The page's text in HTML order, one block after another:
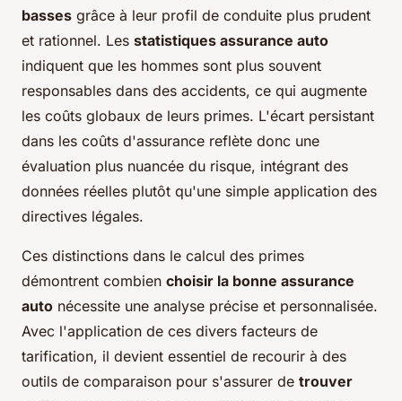
basses grâce à leur profil de conduite plus prudent
et rationnel. Les statistiques assurance auto
indiquent que les hommes sont plus souvent
responsables dans des accidents, ce qui augmente
les coûts globaux de leurs primes. L'écart persistant
dans les coûts d'assurance reflète donc une
évaluation plus nuancée du risque, intégrant des
données réelles plutôt qu'une simple application des
directives légales.
Ces distinctions dans le calcul des primes
démontrent combien choisir la bonne assurance
auto nécessite une analyse précise et personnalisée.
Avec l'application de ces divers facteurs de
tarification, il devient essentiel de recourir à des
outils de comparaison pour s'assurer de trouver